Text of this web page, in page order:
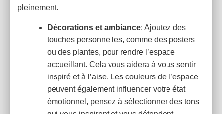
pleinement.
Décorations et ambiance: Ajoutez des
touches personnelles, comme des posters
ou des plantes, pour rendre l’espace
accueillant. Cela vous aidera à vous sentir
inspiré et à l’aise. Les couleurs de l’espace
peuvent également influencer votre état
émotionnel, pensez à sélectionner des tons